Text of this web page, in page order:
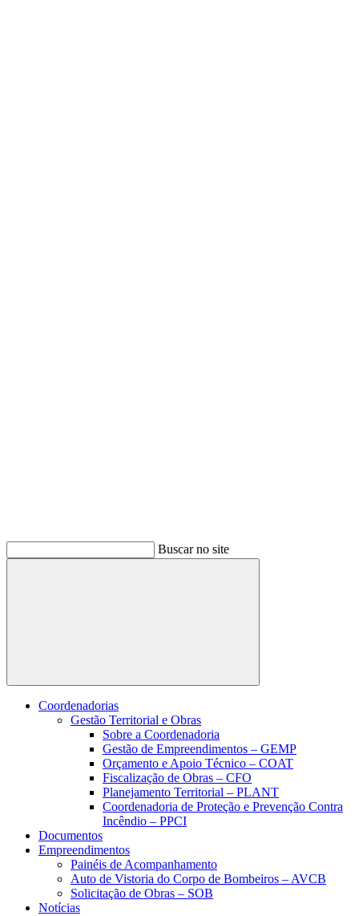
Buscar no site
Buscar
Coordenadorias
Gestão Territorial e Obras
Sobre a Coordenadoria
Gestão de Empreendimentos – GEMP
Orçamento e Apoio Técnico – COAT
Fiscalização de Obras – CFO
Planejamento Territorial – PLANT
Coordenadoria de Proteção e Prevenção Contra
Incêndio – PPCI
Documentos
Empreendimentos
Painéis de Acompanhamento
Auto de Vistoria do Corpo de Bombeiros – AVCB
Solicitação de Obras – SOB
Notícias